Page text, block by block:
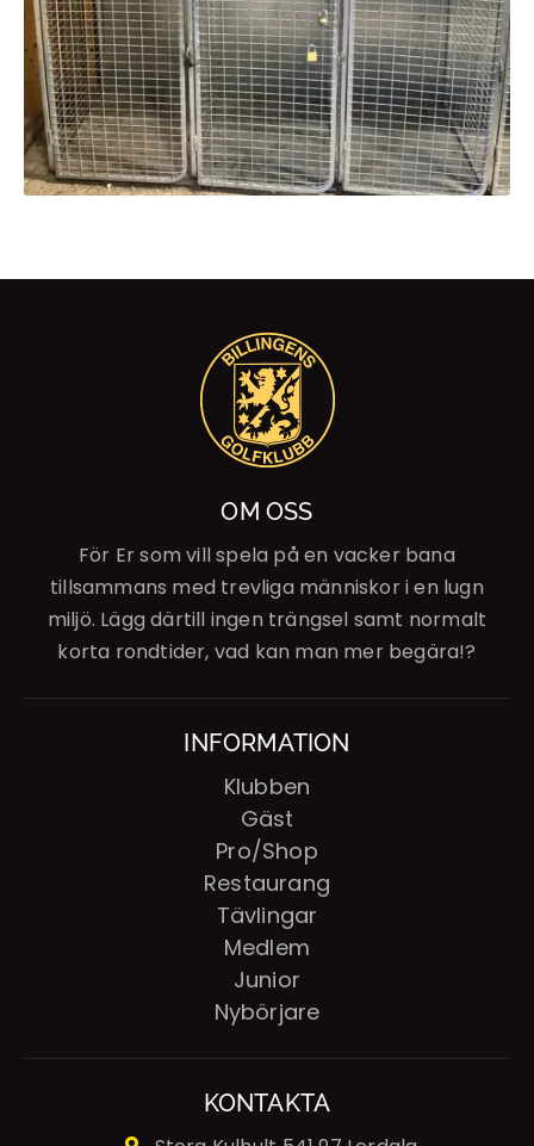
OM OSS
För Er som vill spela på en vacker bana
tillsammans med trevliga människor i en lugn
miljö. Lägg därtill ingen trängsel samt normalt
korta rondtider, vad kan man mer begära!?
INFORMATION
Klubben
Gäst
Pro/Shop
Restaurang
Tävlingar
Medlem
Junior
Nybörjare
KONTAKTA